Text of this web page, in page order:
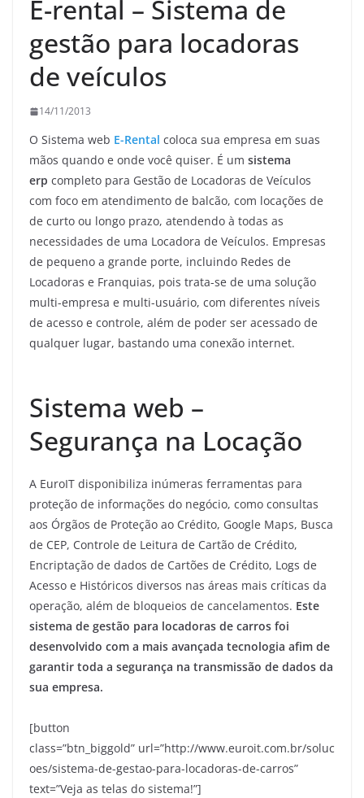
E-rental – Sistema de
gestão para locadoras
de veículos
14/11/2013
O Sistema web E-Rental coloca sua empresa em suas
mãos quando e onde você quiser. É um sistema
erp completo para Gestão de Locadoras de Veículos
com foco em atendimento de balcão, com locações de
de curto ou longo prazo, atendendo à todas as
necessidades de uma Locadora de Veículos. Empresas
de pequeno a grande porte, incluindo Redes de
Locadoras e Franquias, pois trata-se de uma solução
multi-empresa e multi-usuário, com diferentes níveis
de acesso e controle, além de poder ser acessado de
qualquer lugar, bastando uma conexão internet.
Sistema web –
Segurança na Locação
A EuroIT disponibiliza inúmeras ferramentas para
proteção de informações do negócio, como consultas
aos Órgãos de Proteção ao Crédito, Google Maps, Busca
de CEP, Controle de Leitura de Cartão de Crédito,
Encriptação de dados de Cartões de Crédito, Logs de
Acesso e Históricos diversos nas áreas mais críticas da
operação, além de bloqueios de cancelamentos. Este
sistema de gestão para locadoras de carros foi
desenvolvido com a mais avançada tecnologia afim de
garantir toda a segurança na transmissão de dados da
sua empresa.
[button
class=”btn_biggold” url=”http://www.euroit.com.br/soluc
oes/sistema-de-gestao-para-locadoras-de-carros”
text=”Veja as telas do sistema!”]